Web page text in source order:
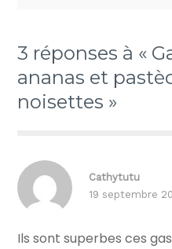
3 réponses à «
ananas et
noisettes »
Cathytutu
19 septembre
Ils sont superbes ces